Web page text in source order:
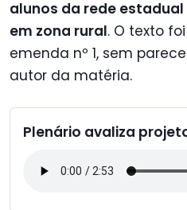
alunos da rede
em zona rural. O texto
emenda nº 1, sem
autor da matéria.
Plenário avaliza